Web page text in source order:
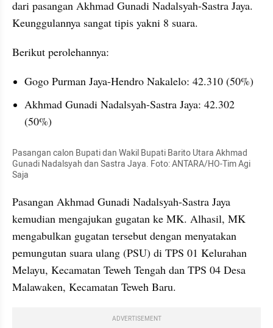
dari pasangan Akhmad Gunadi Nadalsyah-Sastra Jaya.
Keunggulannya sangat tipis yakni 8 suara.
Berikut perolehannya:
Gogo Purman Jaya-Hendro Nakalelo: 42.310 (50%)
Akhmad Gunadi Nadalsyah-Sastra Jaya: 42.302
(50%)
Pasangan calon Bupati dan Wakil Bupati Barito Utara Akhmad
Gunadi Nadalsyah dan Sastra Jaya. Foto: ANTARA/HO-Tim Agi
Saja
Pasangan Akhmad Gunadi Nadalsyah-Sastra Jaya
kemudian mengajukan gugatan ke MK. Alhasil, MK
mengabulkan gugatan tersebut dengan menyatakan
pemungutan suara ulang (PSU) di TPS 01 Kelurahan
Melayu, Kecamatan Teweh Tengah dan TPS 04 Desa
Malawaken, Kecamatan Teweh Baru.
ADVERTISEMENT